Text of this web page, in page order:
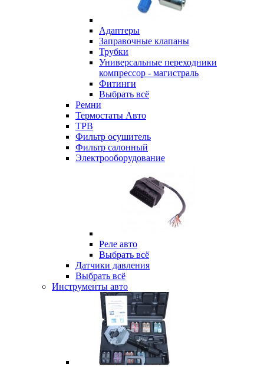
Адаптеры
Заправочные клапаны
Трубки
Универсальные переходники
компрессор - магистраль
Фитинги
Выбрать всё
Ремни
Термостаты Авто
ТРВ
Фильтр осушитель
Фильтр салонный
Электрооборудование
Реле авто
Выбрать всё
Датчики давления
Выбрать всё
Инструменты авто